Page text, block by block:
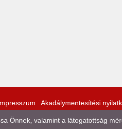
Akadálymentesítési
Önnek, valamint a látogatottság